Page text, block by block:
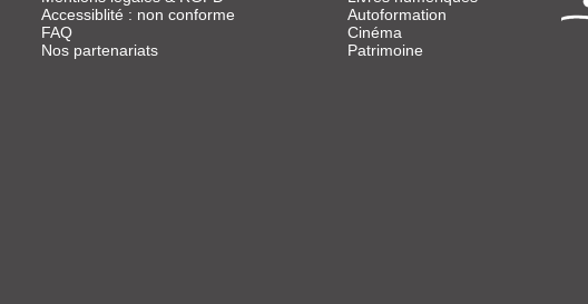
Accessiblité : non conforme
FAQ
Nos partenariats
Autoformation
Cinéma
Patrimoine